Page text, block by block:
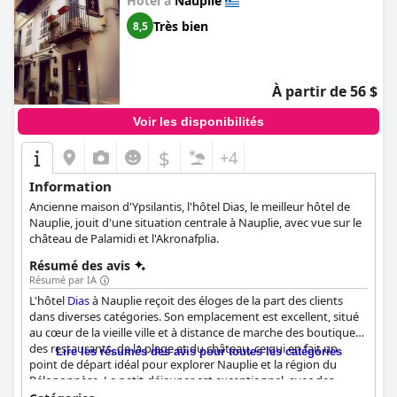
personnel et des équipements exceptionnels.
8,5 Très bien
À partir de 56 $
Voir les disponibilités
$ +4
Information
Ancienne maison d'Ypsilantis, l'hôtel Dias, le meilleur hôtel de
Nauplie, jouit d'une situation centrale à Nauplie, avec vue sur le
château de Palamidi et l'Akronafplia.
Résumé des avis
Résumé par IA
L'hôtel Diasà Nauplie reçoit des éloges de la part des clients
dans diverses catégories. Son emplacement est excellent, situé
au cœur de la vieille ville et à distance de marche des boutiques,
des restaurants, de la plage et du château, ce qui en fait un
point de départ idéal pour explorer Nauplie et la région du
Péloponnèse. Le petit-déjeuner est exceptionnel, avec des
Lire les résumés des avis pour toutes les catégories